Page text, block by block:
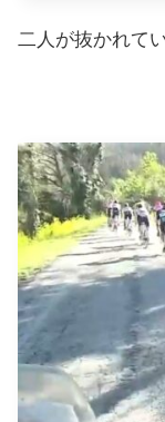
二人が抜かれてい